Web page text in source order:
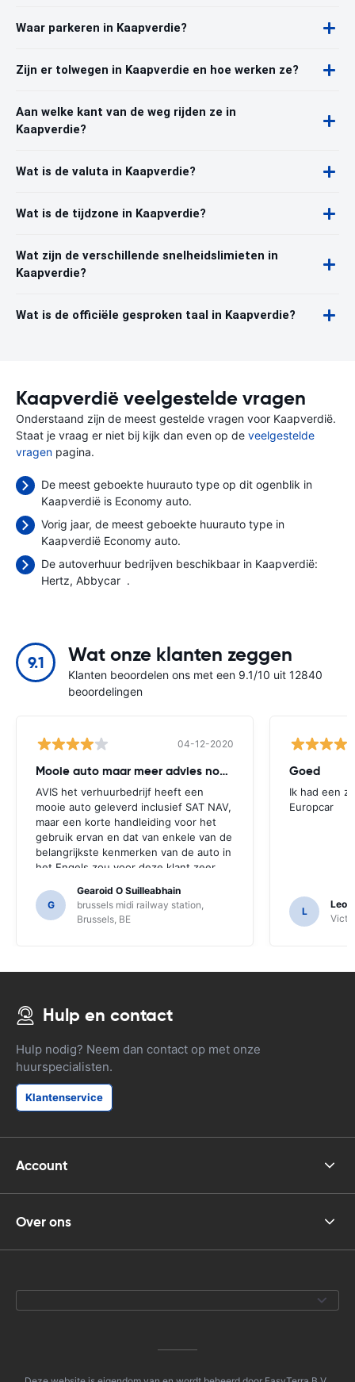
Waar parkeren in Kaapverdie?
Zijn er tolwegen in Kaapverdie en hoe werken ze?
Aan welke kant van de weg rijden ze in
Kaapverdie?
Wat is de valuta in Kaapverdie?
Wat is de tijdzone in Kaapverdie?
Wat zijn de verschillende snelheidslimieten in
Kaapverdie?
Wat is de officiële gesproken taal in Kaapverdie?
Kaapverdië veelgestelde vragen
Onderstaand zijn de meest gestelde vragen voor Kaapverdië.
Staat je vraag er niet bij kijk dan even op de veelgestelde
vragen pagina.
De meest geboekte huurauto type op dit ogenblik in
Kaapverdië is Economy auto.
Vorig jaar, de meest geboekte huurauto type in
Kaapverdië Economy auto.
De autoverhuur bedrijven beschikbaar in Kaapverdië:
Hertz Abbycar .
9.1 Wat onze klanten zeggen
Klanten beoordelen ons met een 9.1/10 uit 12840
beoordelingen
04-12-2020
Mooie auto maar meer advies nodig
AVIS het verhuurbedrijf heeft een
mooie auto geleverd inclusief SAT NAV,
maar een korte handleiding voor het
gebruik ervan en dat van enkele van de
belangrijkste kenmerken van de auto in
het Engels zou voor deze klant zeer
aantal locals voor begeleiding vragen
en alleen daarvoor hebben we de
functies van de SAT NAV misschien niet
G
Gearoid O Suilleabhain
brussels midi railway station,
Brussels, BE
Goed
Ik had een
Europcar
L
Hulp en contact
Hulp nodig? Neem dan contact op met onze
huurspecialisten.
Klantenservice
Account
Over ons